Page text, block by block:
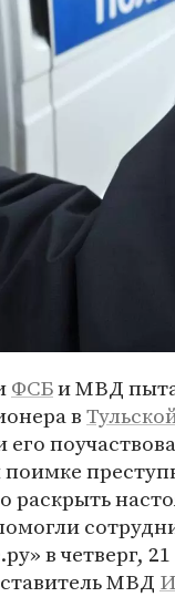
ФСБи МВД
в
раскрыть
в четверг,
МВД